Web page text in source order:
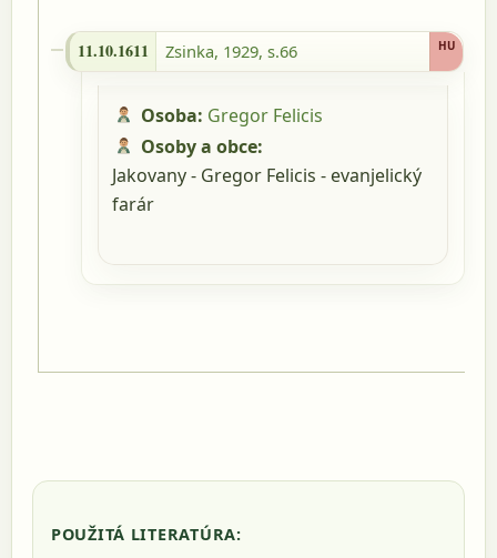
11.10.1611 - Zsinka, 1929, s.66
11.10.1611 Zsinka, 1929, s.66 HU
Osoba: Gregor Felicis
Osoby a obce:
Jakovany - Gregor Felicis - evanjelický
farár
POUŽITÁ LITERATÚRA: